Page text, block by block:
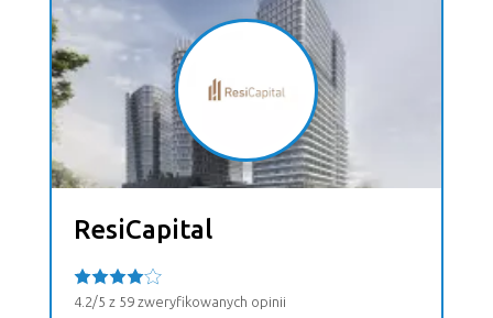
ResiCapital
4.2/5 z 59 zweryfikowanych opinii